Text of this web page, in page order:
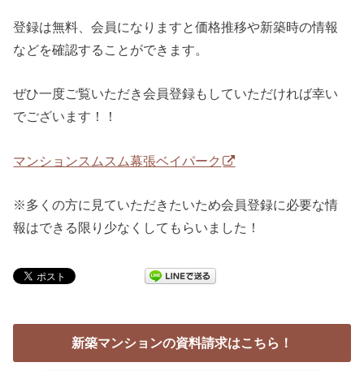
登録は無料、会員になりますと価格推移や新築時の情報
などを確認することができます。
ぜひ一度ご覧いただき会員登録もしていただければ幸い
でございます！！
マンションスムスム幕張ベイパーク
※多くの方に見ていただきたいため会員登録に必要な情
報はできる限り少なくしてもらいました！
新築マンションの資料請求はこちら！